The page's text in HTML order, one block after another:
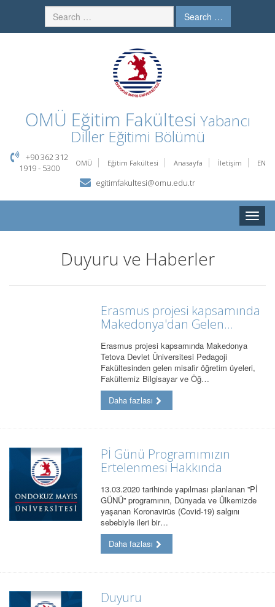
Search …
OMÜ Eğitim Fakültesi Yabancı
Diller Eğitimi Bölümü
OMÜ Eğitim Fakültesi Anasayfa İletişim EN
+90 362 312
1919 - 5300
egitimfakultesi@omu.edu.tr
Toggle
Duyuru ve Haberler
Erasmus projesi kapsamında
Makedonya'dan Gelen...
Erasmus projesi kapsamında Makedonya
Tetova Devlet Üniversitesi Pedagoji
Fakültesinden gelen misafir öğretim üyeleri,
Fakültemiz Bilgisayar ve Öğ…
Daha fazlası
Pİ Günü Programımızın
Ertelenmesi Hakkında
13.03.2020 tarihinde yapılması planlanan ''Pİ
GÜNÜ'' programının, Dünyada ve Ülkemizde
yaşanan Koronavirüs (Covid-19) salgını
sebebiyle ileri bir…
Daha fazlası
Duyuru